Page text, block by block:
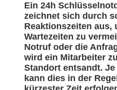
Ein 24h
zeichnet sich durch
Reaktionszeiten aus,
Wartezeiten zu
Notruf oder die
wird ein Mitarbeiter
Standort entsandt.
kann dies in der